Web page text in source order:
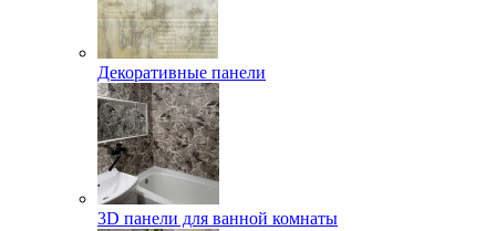
Декоративные панели
3D панели для ванной комнаты